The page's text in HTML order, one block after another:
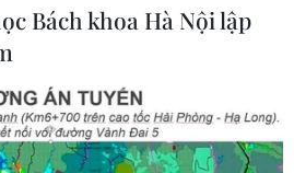
Bách khoa Hà Nội lập